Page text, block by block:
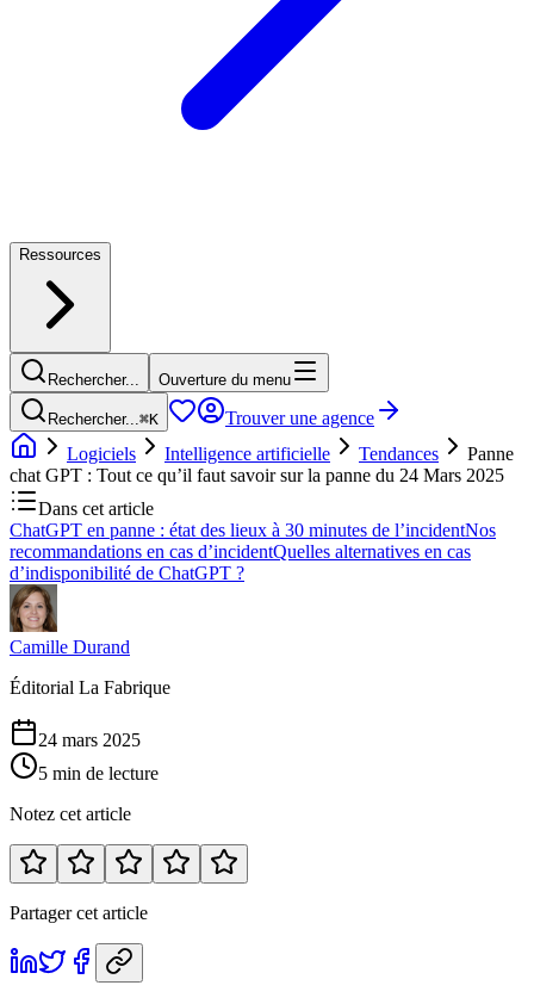
Ressources
Rechercher... Ouverture du menu
Rechercher...⌘K
Trouver une agence
Logiciels
Intelligence artificielle Tendances
Panne
chat GPT : Tout ce qu’il faut savoir sur la panne du 24 Mars 2025
Dans cet article
ChatGPT en panne : état des lieux à 30 minutes de l’incidentNos
recommandations en cas d’incidentQuelles alternatives en cas
d’indisponibilité de ChatGPT ?
Camille Durand
Éditorial La Fabrique
24 mars 2025
5 min de lecture
Notez cet article
Partager cet article